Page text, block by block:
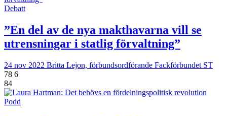
Debatt
”En del av de nya makthavarna vill se
utrensningar i statlig förvaltning”
24 nov 2022 Britta Lejon, förbundsordförande Fackförbundet ST
78 6
84
Podd